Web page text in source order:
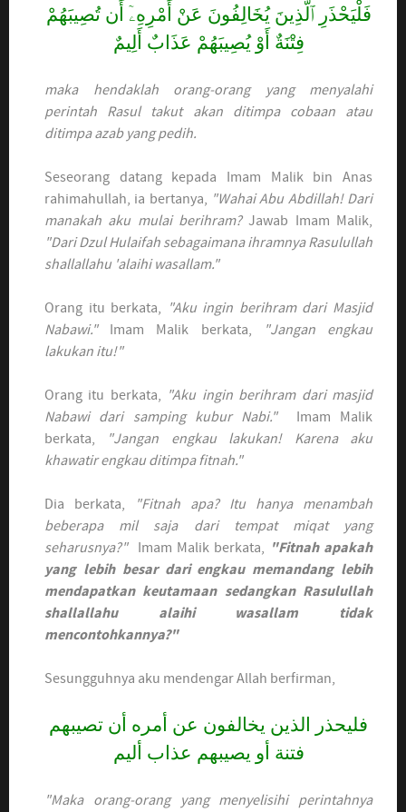
فَلْيَحْذَرِ ٱلَّذِينَ يُخَالِفُونَ عَنْ أَمْرِهِۦٓ أَن تُصِيبَهُمْ
فِتْنَةٌ أَوْ يُصِيبَهُمْ عَذَابٌ أَلِيمٌ
maka hendaklah orang-orang yang menyalahi
perintah Rasul takut akan ditimpa cobaan atau
ditimpa azab yang pedih.
Seseorang datang kepada Imam Malik bin Anas
rahimahullah, ia bertanya,
"Wahai Abu Abdillah! Dari
manakah aku mulai berihram?Jawab Imam Malik,
"Dari Dzul Hulaifah sebagaimana ihramnya Rasulullah
shallallahu 'alaihi wasallam."
Orang itu berkata,
"Aku ingin berihram dari Masjid
Nabawi." Imam Malik berkata,
"Jangan engkau
lakukan itu!"
Orang itu berkata,
"Aku ingin berihram dari masjid
Nabawi dari samping kubur Nabi." Imam Malik
berkata,
"Jangan engkau lakukan! Karena aku
khawatir engkau ditimpa fitnah."
Dia berkata,
"Fitnah apa? Itu hanya menambah
beberapa mil saja dari tempat miqat yang
seharusnya?" Imam Malik berkata,
"Fitnah apakah
yang lebih besar dari engkau memandang lebih
mendapatkan keutamaan sedangkan Rasulullah
shallallahu alaihi wasallam tidak
mencontohkannya?"
Sesungguhnya aku mendengar Allah berfirman,
فليحذر الذين يخالفون عن أمره أن تصيبهم
فتنة أو يصيبهم عذاب أليم
"Maka orang-orang yang menyelisihi perintahnya